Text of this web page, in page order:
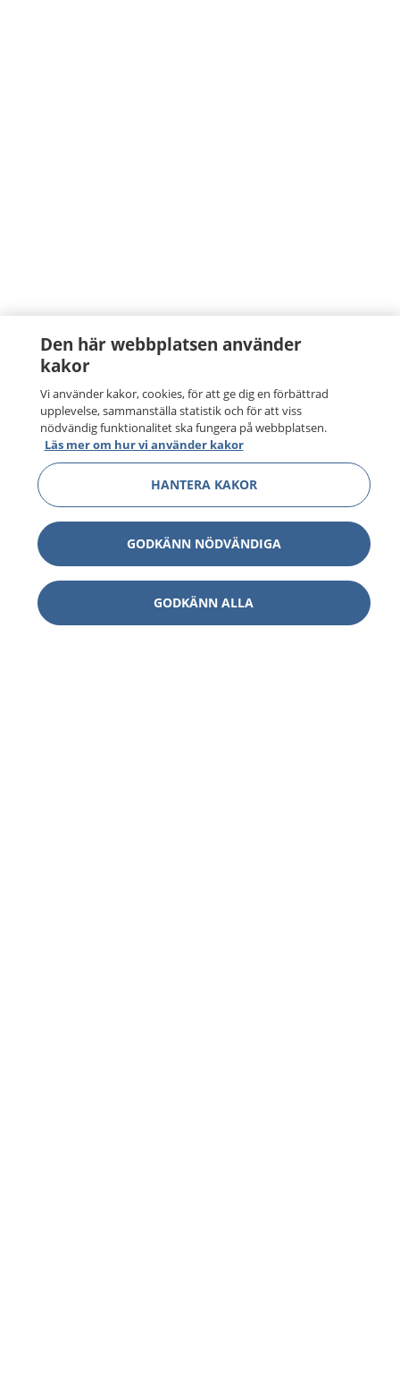
Den här webbplatsen använder
kakor
Vi använder kakor, cookies, för att ge dig en förbättrad
upplevelse, sammanställa statistik och för att viss
nödvändig funktionalitet ska fungera på webbplatsen.
Läs mer om hur vi använder kakor
HANTERA KAKOR
GODKÄNN NÖDVÄNDIGA
GODKÄNN ALLA